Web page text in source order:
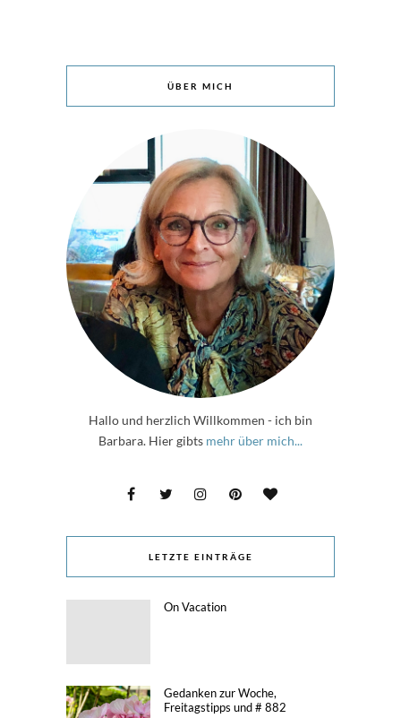
ÜBER MICH
Hallo und herzlich Willkommen - ich bin
Barbara. Hier gibts mehr über mich...
LETZTE EINTRÄGE
On Vacation
Gedanken zur Woche,
Freitagstipps und # 882